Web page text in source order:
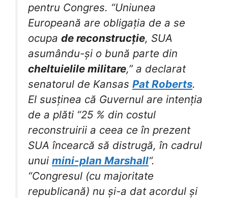
pentru Congres. “Uniunea
Europeană are obligația de a se
ocupa de reconstrucție, SUA
asumându-și o bună parte din
cheltuielile militare,” a declarat
senatorul de Kansas Pat Roberts.
El susținea că Guvernul are intenția
de a plăti “25 % din costul
reconstruirii a ceea ce în prezent
SUA încearcă să distrugă, în cadrul
unui mini-plan Marshall“.
“Congresul (cu majoritate
republicană) nu și-a dat acordul și